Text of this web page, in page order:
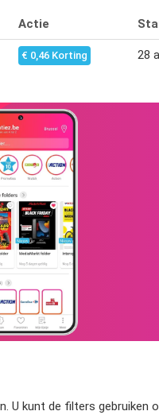
Actie
€ 0,46 Korting 28
U kunt de filters